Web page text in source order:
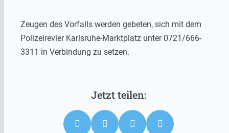
Zeugen des Vorfalls werden gebeten, sich mit dem
Polizeirevier Karlsruhe-Marktplatz unter 0721/666-
3311 in Verbindung zu setzen.